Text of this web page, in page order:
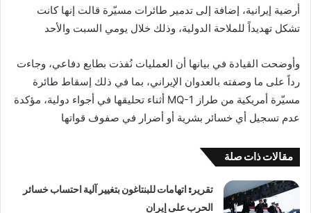
أرضية إيرانية، إضافة إلى تدمير طائرات مسيّرة قالت إنها كانت
تشكل تهديداً للملاحة الدولية، وذلك خلال يومي السبت والأحد
وأوضحت القيادة في بيانها أن العمليات نُفذت بطابع دفاعي، وجاءت
رداً على ما وصفته بالعدوان الإيراني، بما في ذلك إسقاط طائرة
مسيّرة أمريكية من طراز MQ-1 أثناء تحليقها في أجواء دولية، مؤكدة
عدم تسجيل أي خسائر بشرية أو أضرار في صفوف قواتها
مقالات ذات صلة
تقرير: اتهامات للبنتاغون بتغيير آلية احتساب خسائر
الحرب على إيران